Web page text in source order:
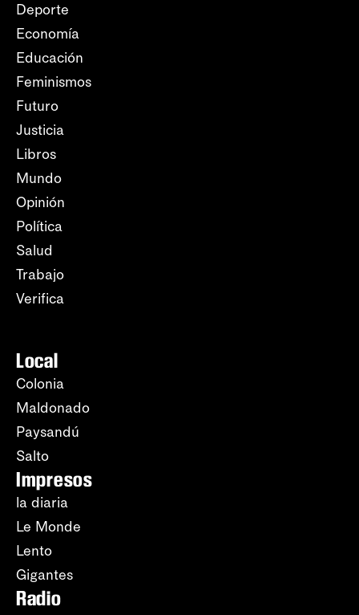
Deporte
Economía
Educación
Feminismos
Futuro
Justicia
Libros
Mundo
Opinión
Política
Salud
Trabajo
Verifica
Local
Colonia
Maldonado
Paysandú
Salto
Impresos
la diaria
Le Monde
Lento
Gigantes
Radio